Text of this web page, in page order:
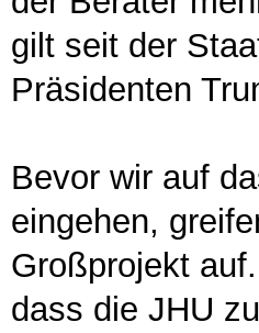
gilt seit der
Präsidenten
Bevor wir auf
eingehen,
Großprojekt
dass die JHU